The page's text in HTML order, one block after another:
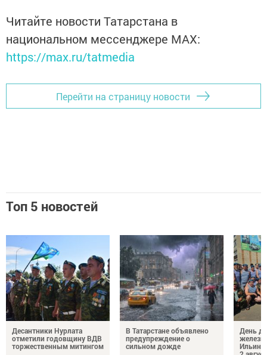
Читайте новости Татарстана в
национальном мессенджере MАХ:
https://max.ru/tatmedia
Перейти на страницу новости
Топ 5 новостей
Десантники Нурлата
отметили годовщину ВДВ
торжественным митингом
В Татарстане объявлено
предупреждение о
сильном дожде
День
Ильин